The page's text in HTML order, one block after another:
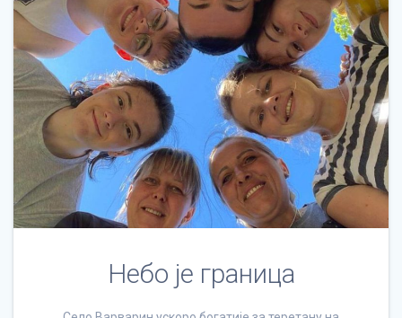
Небо је граница